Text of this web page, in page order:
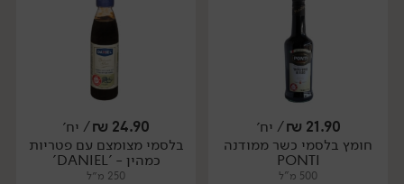
יח׳ יח׳
21.90
₪/ יח׳
חומץ בלסמי כשר ממודנה
PONTI
500 מ"ל
24.90
₪/ יח׳
בלסמי מצומצם עם פטריות
כמהין - 'DANIEL'
250 מ״ל